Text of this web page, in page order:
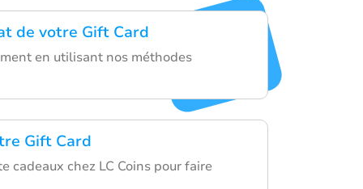
de votre Gift Card
en utilisant nos méthodes
Gift Card
cadeaux chez LC Coins pour faire